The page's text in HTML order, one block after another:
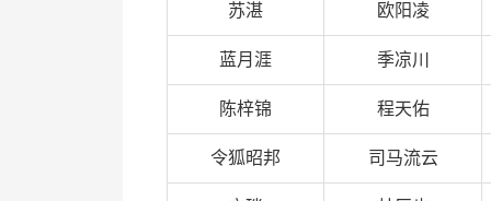
苏湛 欧阳凌
蓝月涯 季凉川
陈梓锦 程天佑
令狐昭邦 司马流云